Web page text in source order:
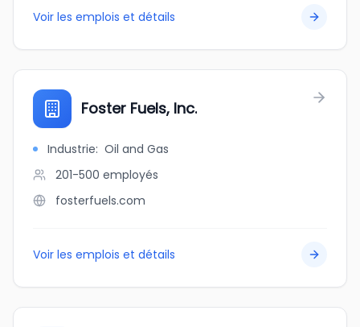
Voir les emplois et détails
Foster Fuels, Inc.
Industrie: Oil and Gas
201-500 employés
fosterfuels.com
Voir les emplois et détails